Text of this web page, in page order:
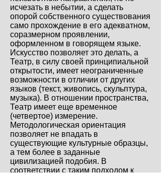
исчезать в небытии, а сделать
опорой собственного существования
само прохождение в его адекватном,
соразмерном проявлении,
оформленном в говорящем языке.
Искусство позволяет это делать, а
Театр, в силу своей принципиальной
открытости, имеет неограниченные
возможности в отличии от других
языков (текст, живопись, скульптура,
музыка). В отношении пространства,
Театр имеет еще временное
(четвертое) измерение.
Методологическая ориентация
позволяет не впадать в
существующие культурные образцы,
а тем более в заданные
цивилизацией подобия. В
соответствии с таким подходом к